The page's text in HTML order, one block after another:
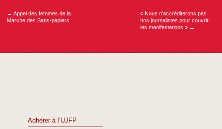
← Appel des femmes de la
Marche des Sans-papiers
« Nous n’accréditerons pas
nos journalistes pour couvrir
les manifestations » →
Adhérer à l’UJFP